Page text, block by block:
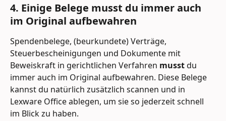
4. Einige Belege musst du immer auch
im Original aufbewahren
Spendenbelege, (beurkundete) Verträge,
Steuerbescheinigungen und Dokumente mit
Beweiskraft in gerichtlichen Verfahren musst du
immer auch im Original aufbewahren. Diese Belege
kannst du natürlich zusätzlich scannen und in
Lexware Office ablegen, um sie so jederzeit schnell
im Blick zu haben.